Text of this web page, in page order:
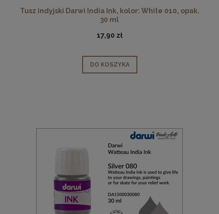
Tusz indyjski Darwi India Ink, kolor: White 010, opak.
30 ml
17,90 zł
DO KOSZYKA